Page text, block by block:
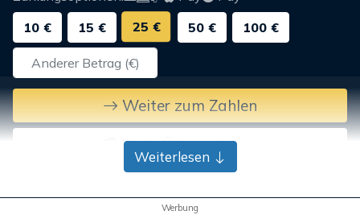
10 €
15 € 25 € 50 € 100 €
Weiter zum Zahlen
Bank-Überweisung
Weiterlesen
Werbung